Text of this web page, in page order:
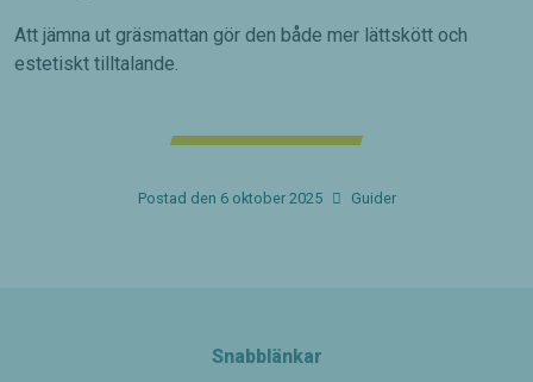
Att jämna ut gräsmattan gör den både mer lättskött och
estetiskt tilltalande.
Postad den 6 oktober 2025 Guider
Snabblänkar
Nödvändiga
behövs för
taget ska
ska kunna